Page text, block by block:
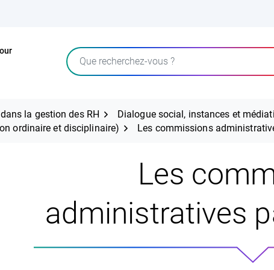
Rechercher
la gestion des RH
Dialogue social, instances et
ordinaire et disciplinaire)
Les commissions
Les
administratives